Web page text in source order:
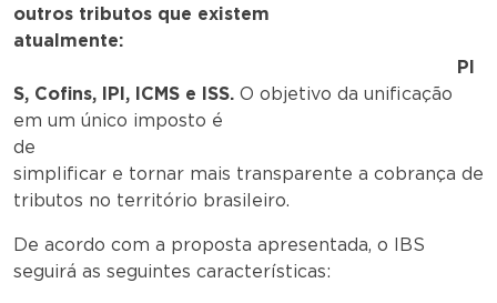
outros tributos que existem
atualmente:
PI
S, Cofins, IPI, ICMS e ISS. O objetivo da unificação
em um único imposto é
de
simplificar e tornar mais transparente a cobrança de
tributos no território brasileiro.
De acordo com a proposta apresentada, o IBS
seguirá as seguintes características: